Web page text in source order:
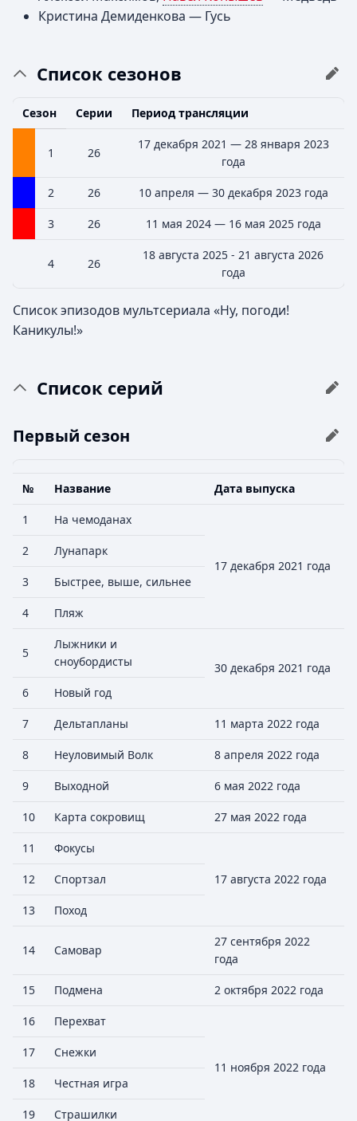
Кристина Демиденкова — Гусь
Список сезонов
Сезон Серии Период трансляции
1 26
17 декабря 2021 — 28 января 2023
года
2 26 10 апреля — 30 декабря 2023 года
3 26 11 мая 2024 — 16 мая 2025 года
4 26
18 августа 2025 - 21 августа 2026
года
Список эпизодов мультсериала «Ну, погоди!
Каникулы!»
Список серий
Первый сезон
№ Название Дата выпуска
1 На чемоданах
17 декабря 2021 года
2 Лунапарк
3 Быстрее, выше, сильнее
4 Пляж
5
Лыжники и
сноубордисты
30 декабря 2021 года
6
Новый год
7 Дельтапланы 11 марта 2022 года
8 Неуловимый Волк 8 апреля 2022 года
9 Выходной 6 мая 2022 года
10 Карта сокровищ 27 мая 2022 года
11 Фокусы
17 августа 2022 года
12 Спортзал
13 Поход
14 Самовар
27 сентября 2022
года
15 Подмена 2 октября 2022 года
16 Перехват
11 ноября 2022 года
17 Снежки
18 Честная игра
19 Страшилки